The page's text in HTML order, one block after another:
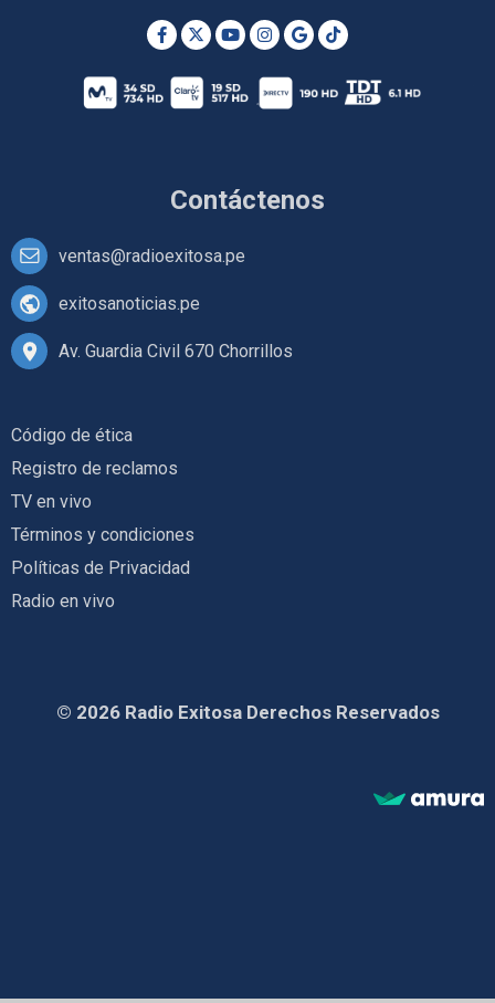
Contáctenos
ventas@radioexitosa.pe
exitosanoticias.pe
Av. Guardia Civil 670 Chorrillos
Código de ética
Registro de reclamos
TV en vivo
Términos y condiciones
Políticas de Privacidad
Radio en vivo
© 2026 Radio Exitosa Derechos Reservados